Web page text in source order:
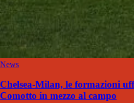
News
Chelsea-Milan, le formazioni
Comotto in mezzo al campo